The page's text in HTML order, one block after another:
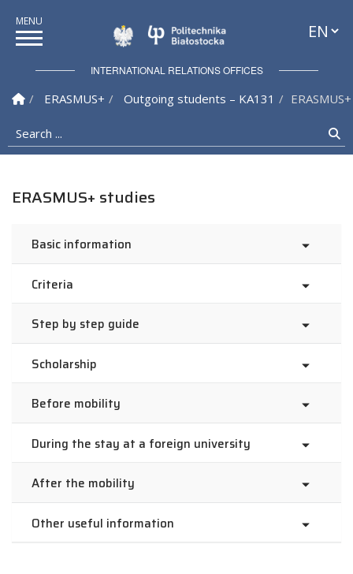
Politechnika
INTERNATIONAL RELATIONS OFFICES
Homepage
ERASMUS+ Outgoing students – KA131
Search ...
ERASMUS+ studies
Basic information
Criteria
Step by step guide
Scholarship
Before mobility
During the stay at a foreign university
After the mobility
Other useful information